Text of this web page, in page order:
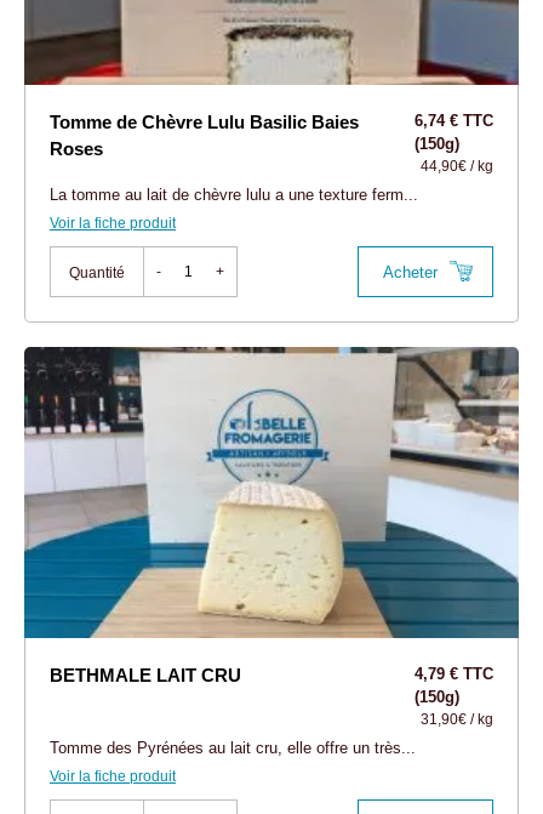
Tomme de Chèvre Lulu Basilic Baies
Roses
6,74 € TTC
(150g)
44,90€ / kg
La tomme au lait de chèvre lulu a une texture ferm...
Voir la fiche produit
Quantité - + Acheter
BETHMALE LAIT CRU
4,79 € TTC
(150g)
31,90€ / kg
Tomme des Pyrénées au lait cru, elle offre un très...
Voir la fiche produit